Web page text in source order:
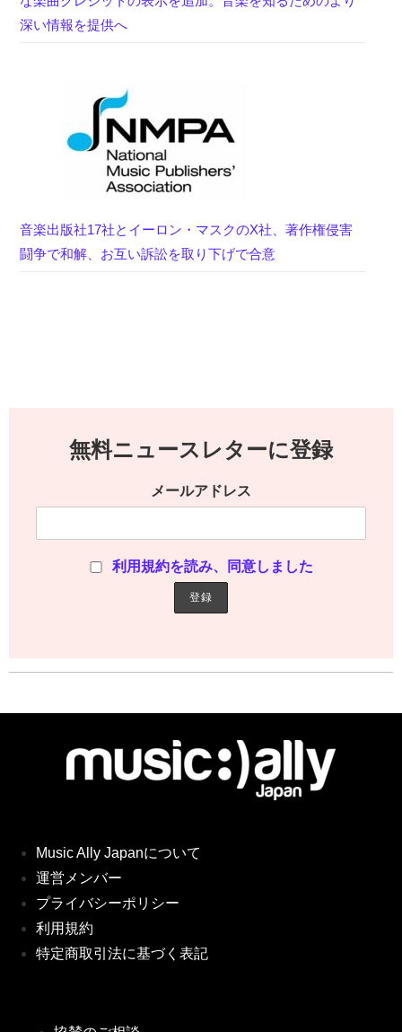
深い情報を提供へ
音楽出版社17社とイーロン・マスクのX社、著作権侵害
闘争で和解、お互い訴訟を取り下げで合意
無料ニュースレターに登録
メールアドレス
利用規約を読み、同意しました
Music Ally Japanについて
運営メンバー
プライバシーポリシー
利用規約
特定商取引法に基づく表記